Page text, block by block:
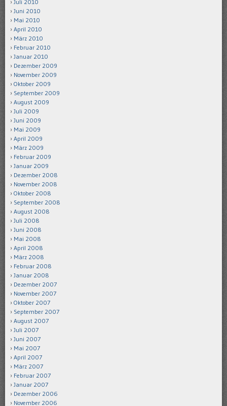
Juli 2010
Juni 2010
Mai 2010
April 2010
März 2010
Februar 2010
Januar 2010
Dezember 2009
November 2009
Oktober 2009
September 2009
August 2009
Juli 2009
Juni 2009
Mai 2009
April 2009
März 2009
Februar 2009
Januar 2009
Dezember 2008
November 2008
Oktober 2008
September 2008
August 2008
Juli 2008
Juni 2008
Mai 2008
April 2008
März 2008
Februar 2008
Januar 2008
Dezember 2007
November 2007
Oktober 2007
September 2007
August 2007
Juli 2007
Juni 2007
Mai 2007
April 2007
März 2007
Februar 2007
Januar 2007
Dezember 2006
November 2006